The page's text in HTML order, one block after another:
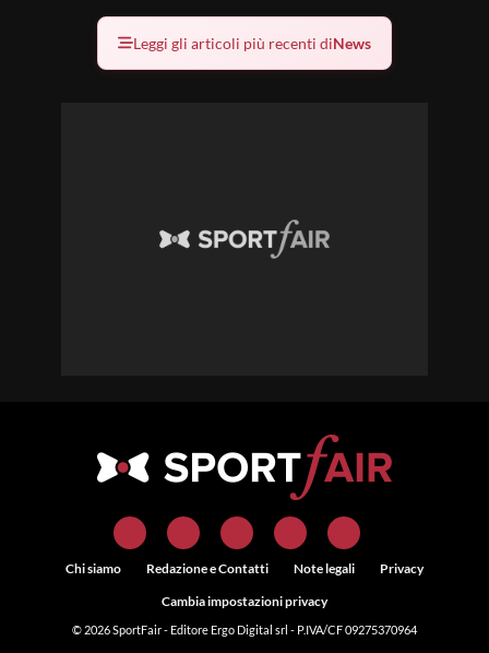
Leggi gli articoli più recenti diNews
Chi siamo Redazione e Contatti Note legali
Privacy
Cambia impostazioni privacy
© 2026SportFair- Editore Ergo Digital srl - P.IVA/CF 09275370964